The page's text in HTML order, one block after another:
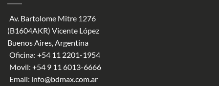
Av. Bartolome Mitre 1276
(B1604AKR) Vicente López
Buenos Aires, Argentina
Oficina: +54 11 2201-1954
Movil: +54 9 11 6013-6666
Email: info@bdmax.com.ar